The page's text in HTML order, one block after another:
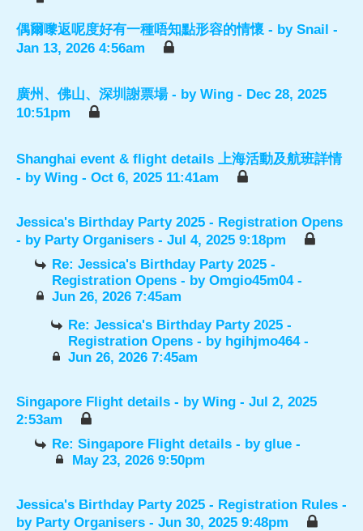
偶爾嚟返呢度好有一種唔知點形容的情懷 - by Snail -
Jan 13, 2026 4:56am
廣州、佛山、深圳謝票場 - by Wing - Dec 28, 2025
10:51pm
Shanghai event & flight details 上海活動及航班詳情
- by Wing - Oct 6, 2025 11:41am
Jessica's Birthday Party 2025 - Registration Opens
- by Party Organisers - Jul 4, 2025 9:18pm
Re: Jessica's Birthday Party 2025 -
Registration Opens - byOmgio45m04-
Jun 26, 2026 7:45am
Re: Jessica's Birthday Party 2025 -
Registration Opens - by hgihjmo464-
Jun 26, 2026 7:45am
Singapore Flight details - by Wing - Jul 2, 2025
2:53am
Re: Singapore Flight details - byglue -
May 23, 2026 9:50pm
Jessica's Birthday Party 2025 - Registration Rules -
by Party Organisers - Jun 30, 2025 9:48pm